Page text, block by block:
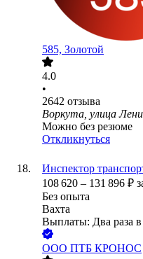
585, Золотой
4.0
•
2642 отзыва
Воркута, улица
Можно без резюме
Откликнуться
Инспектор
108 620 – 131 896 ₽
Без опыта
Вахта
Выплаты: Два раза в
ООО ПТБ КРОНОС